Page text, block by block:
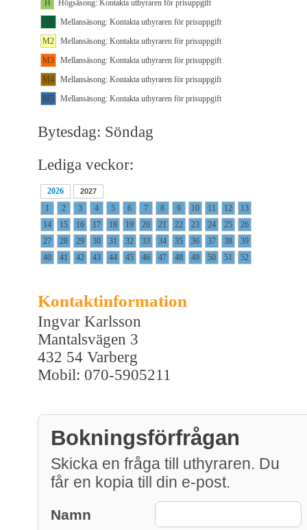
H
Högsäsong: Kontakta uthyraren för prisuppgift
M1
Mellansäsong: Kontakta uthyraren för prisuppgift
M2
Mellansäsong: Kontakta uthyraren för prisuppgift
M3
Mellansäsong: Kontakta uthyraren för prisuppgift
M4
Mellansäsong: Kontakta uthyraren för prisuppgift
M5
Mellansäsong: Kontakta uthyraren för prisuppgift
Bytesdag: Söndag
Lediga veckor:
2026 2027
1 2 3 4 5 6 7 8 9 10 11 12
13
14
15 16 17 18 19 20 21 22 23 24 25
26
27
28 29 30 31 32 33 34 35 36 37 38
39
40
41 42 43 44 45 46 47 48 49 50 51 52
Kontaktinformation
Ingvar Karlsson
Mantalsvägen 3
432 54 Varberg
Mobil: 070-5905211
Bokningsförfrågan
Skicka en fråga till uthyraren. Du
får en kopia till din e-post.
Namn